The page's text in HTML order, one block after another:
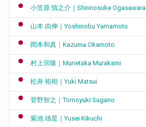
小笠原 慎之介｜Shinnosuke Ogasawara
山本 由伸｜Yoshinobu Yamamoto
岡本和真｜Kazuma Okamoto
村上宗隆｜Munetaka Murakami
松井 裕樹｜Yuki Matsui
菅野智之｜Tomoyuki Sugano
菊池 雄星｜Yusei Kikuchi